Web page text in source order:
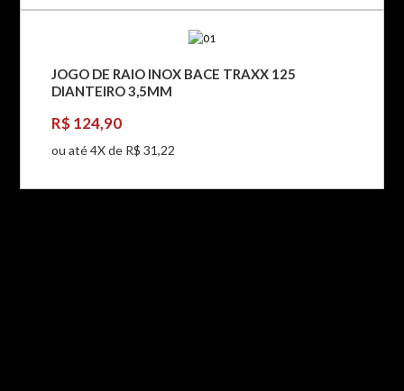
JOGO DE RAIO INOX BACE TRAXX 125
DIANTEIRO 3,5MM
R$ 124,90
ou até 4X de R$ 31,22